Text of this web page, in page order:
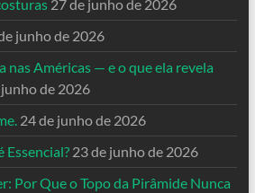
27 de junho de 2026
junho de 2026
nas Américas — e o que ela revela
de 2026
24 de junho de 2026
Essencial? 23 de junho de 2026
Por Que o Topo da Pirâmide Nunca